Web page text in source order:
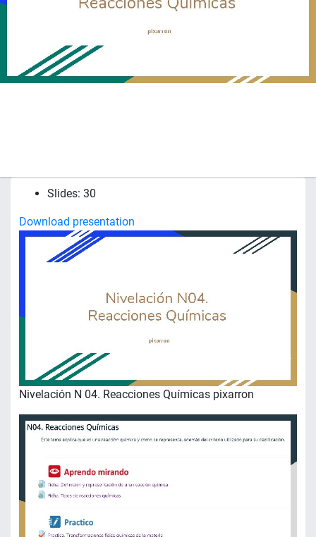
Slides: 30
Download presentation
Nivelación N 04. Reacciones Químicas pixarron